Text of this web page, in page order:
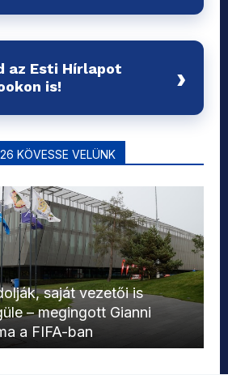
az Esti Hírlapot
is!
›
KÖVESSE VELÜNK
saját vezetői is
– megingott Gianni
a FIFA-ban